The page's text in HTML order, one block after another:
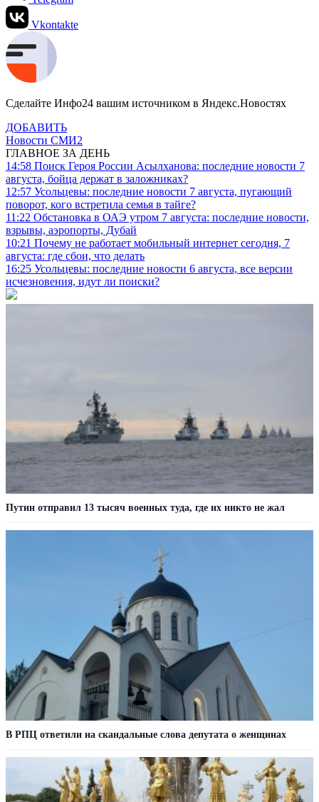
Vkontakte
Сделайте Инфо24 вашим источником в Яндекс.Новостях
ДОБАВИТЬ
Новости СМИ2
ГЛАВНОЕ ЗА ДЕНЬ
14:58 Поиск Героя России Асылханова: последние новости 7
августа, бойца держат в заложниках?
12:57 Усольцевы: последние новости 7 августа, пугающий
поворот, кого встретила семья в тайге?
11:22 Обстановка в ОАЭ утром 7 августа: последние новости,
взрывы, аэропорты, Дубай
10:21 Почему не работает мобильный интернет сегодня, 7
августа: где сбои, что делать
16:25 Усольцевы: последние новости 6 августа, все версии
исчезновения, идут ли поиски?
Путин отправил 13 тысяч военных туда, где их никто не жал
В РПЦ ответили на скандальные слова депутата о женщинах